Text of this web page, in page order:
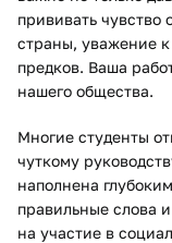
прививать чувство
страны, уважение
предков. Ваша
нашего общества.
Многие студенты
чуткому
наполнена
правильные слова
на участие в